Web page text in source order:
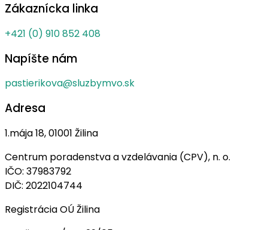
Zákaznícka linka
+421 (0) 910 852 408
Napíšte nám
pastierikova@sluzbymvo.sk
Adresa
1.mája 18, 01001 Žilina
Centrum poradenstva a vzdelávania (CPV), n. o.
IČO: 37983792
DIČ: 2022104744
Registrácia OÚ Žilina